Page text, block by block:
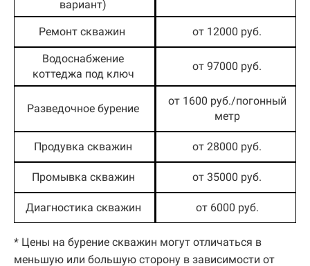
вариант)
Ремонт скважин от 12000 руб.
Водоснабжение
коттеджа под ключ
от 97000 руб.
Разведочное бурение
от 1600 руб./погонный
метр
Продувка скважин от 28000 руб.
Промывка скважин от 35000 руб.
Диагностика скважин от 6000 руб.
* Цены на бурение скважин могут отличаться в
меньшую или большую сторону в зависимости от